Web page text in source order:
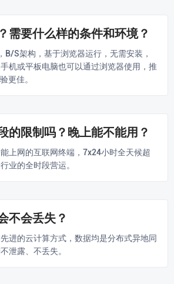
需要什么样的条件和环境？
B/S架构，基于浏览器运行，无需安装，
机或平板电脑也可以通过浏览器使用，推
更佳。
的限制吗？晚上能不能用？
上网的互联网终端，7x24小时全天候超
业的全时段营运。
不会丢失？
进的云计算方式，数据均是分布式异地同
泄露、不丢失。